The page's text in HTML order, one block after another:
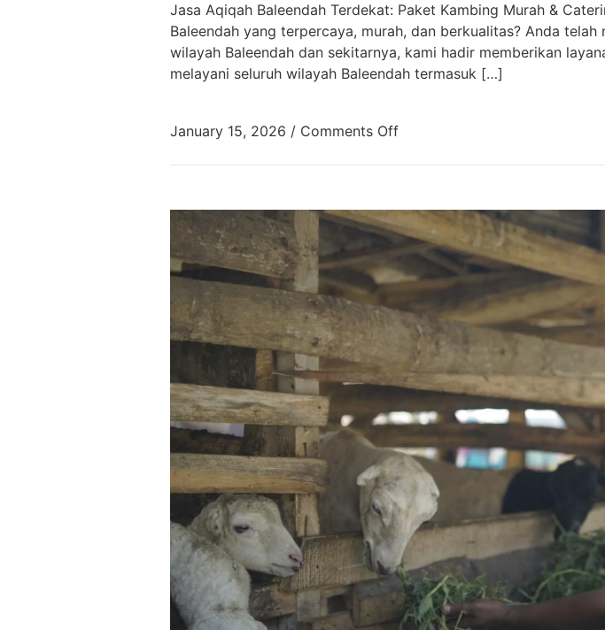
Jasa Aqiqah Baleendah Terdekat: Paket Kambing Murah &
Baleendah yang terpercaya, murah, dan berkualitas? Anda
wilayah Baleendah dan sekitarnya, kami hadir memberikan
melayani seluruh wilayah Baleendah termasuk […]
January 15, 2026 / Comments Off